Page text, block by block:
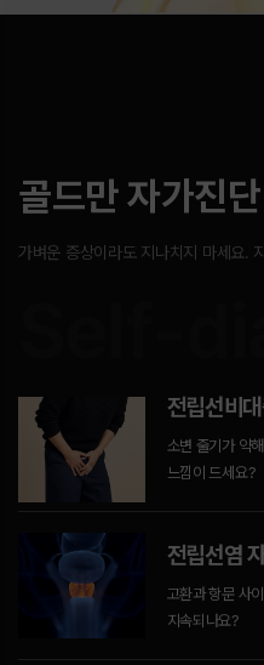
골드만 자가진단
가벼운 증상이라도 지나치지 마세요.
전립선비
소변 줄기가 약
느낌이 드세요?
전립선염
고환과 항문 사
지속되나요?